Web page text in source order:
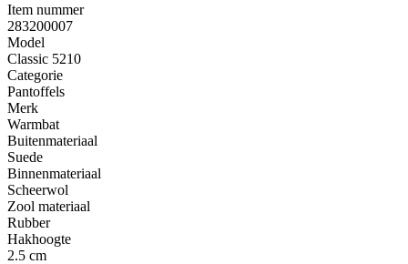
Item nummer
283200007
Model
Classic 5210
Categorie
Pantoffels
Merk
Warmbat
Buitenmateriaal
Suede
Binnenmateriaal
Scheerwol
Zool materiaal
Rubber
Hakhoogte
2.5 cm